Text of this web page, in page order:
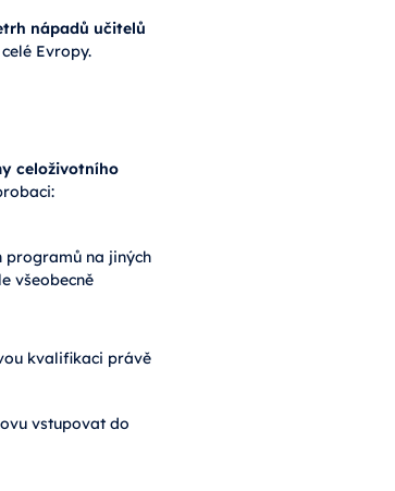
nápadů učitelů
Evropy.
celoživotního
programů na jiných
všeobecně
kvalifikaci právě
vstupovat do